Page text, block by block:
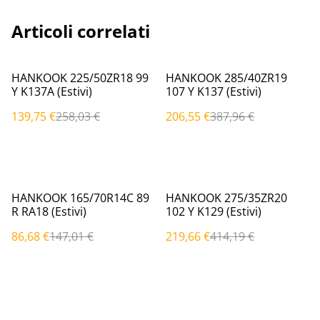
Articoli correlati
%
HANKOOK 225/50ZR18 99
Y K137A (Estivi)
139,75 €258,03 €
%
HANKOOK 285/40ZR19
107 Y K137 (Estivi)
206,55 €387,96 €
%
HANKOOK 165/70R14C 89
R RA18 (Estivi)
86,68 €147,01 €
%
HANKOOK 275/35ZR20
102 Y K129 (Estivi)
219,66 €414,19 €